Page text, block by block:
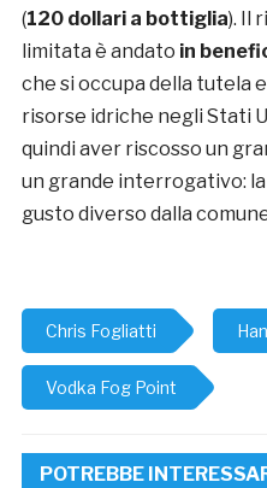
(120 dollari a bottiglia). Il
limitata è andato in
che si occupa della tutela
risorse idriche negli Stati
quindi aver riscosso un
un grande interrogativo:
gusto diverso dalla
Chris Fogliatti
Vodka Fog Point
POTREBBE